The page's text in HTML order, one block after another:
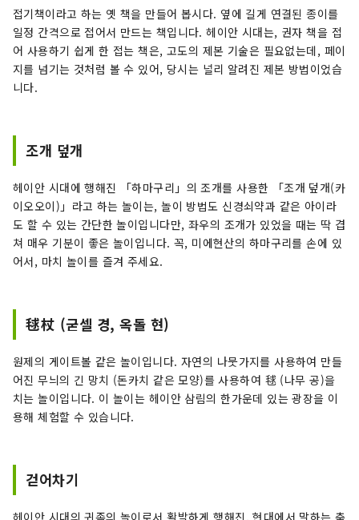
접기책이라고 하는 옛 책을 만들어 봅시다. 옆에 길게 연결된 종이를
일정 간격으로 접어서 만드는 책입니다. 헤이안 시대는, 권자 책을 접
어 사용하기 쉽게 한 접는 책은, 고도의 제본 기술은 필요없는데, 페이
지를 넘기는 것처럼 볼 수 있어, 당시는 널리 알려진 제본 방법이었습
니다.
조개 덮개
헤이안 시대에 행해진 「하마구리」의 조개를 사용한 「조개 덮개(카
이오오이)」라고 하는 놀이는, 놀이 방법도 신경쇠약과 같은 아이라
도 할 수 있는 간단한 놀이입니다만, 좌우의 조개가 있었을 때는 딱 겹
쳐 매우 기분이 좋은 놀이입니다. 꼭, 미에현산의 하마구리를 손에 있
어서, 마치 놀이를 즐겨 주세요.
毬杖 (굳셀 경, 옥돌 현)
원제의 게이트볼 같은 놀이입니다. 자연의 나뭇가지를 사용하여 만들
어진 무늬의 긴 망치 (돈카치 같은 모양)를 사용하여 毬 (나무 공)을
치는 놀이입니다. 이 놀이는 헤이안 삼림의 한가운데 있는 광장을 이
용해 체험할 수 있습니다.
걷어차기